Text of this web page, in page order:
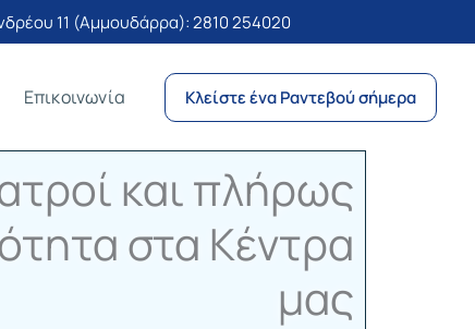
11 (Αμμουδάρρα):2810 254020
Επικοινωνία Κλείστε ένα Ραντεβού σήμερα
και πλήρως
στα Κέντρα
μας